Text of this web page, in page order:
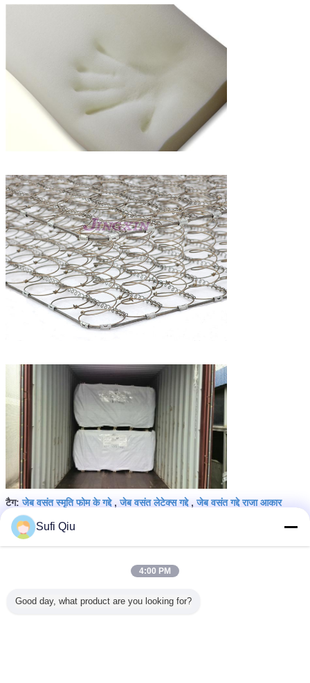
टैग:जेब वसंत स्मृति फोम के गद्दे,जेब वसंत लेटेक्स गद्दे,जेब वसंत गद्दे राजा आकार
Sufi Qiu
4:00 PM
Good day, what product are you looking for?